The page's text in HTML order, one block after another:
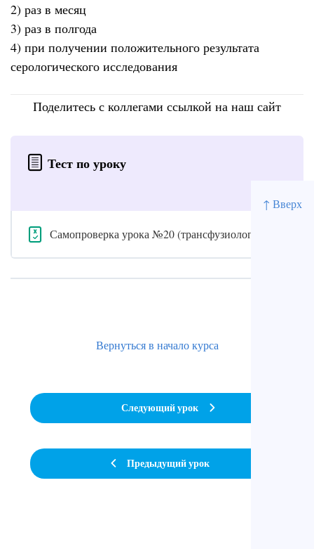
↑ Вверх
2) раз в месяц
3) раз в полгода
4) при получении положительного результата
серологического исследования
Поделитесь с коллегами ссылкой на наш сайт
Тест по уроку
Самопроверка урока №20 (трансфузиология)
Предыдущий урок
Вернуться в начало курса
Следующий урок